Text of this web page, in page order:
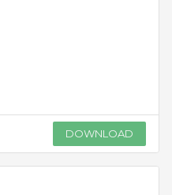
DOWNLOAD